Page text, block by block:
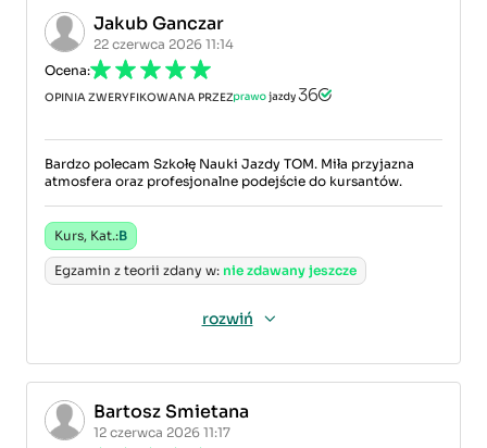
Jakub Ganczar
22 czerwca 2026 11:14
Ocena:
OPINIA ZWERYFIKOWANA PRZEZ
Bardzo polecam Szkołę Nauki Jazdy TOM. Miła przyjazna
atmosfera oraz profesjonalne podejście do kursantów.
Kurs, Kat.:B
Egzamin z teorii zdany w: nie zdawany jeszcze
rozwiń
Bartosz Smietana
12 czerwca 2026 11:17